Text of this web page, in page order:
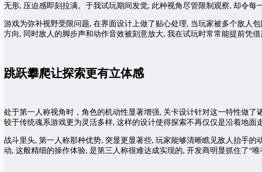
无形, 压迫感即刻拉满。于我试玩期间发觉, 此种视角尽管限制观察, 却令每
游戏为弥补视野受限问题, 在界面设计上做了贴心处理, 当玩家被多个敌人
方向, 同时敌人的脚步声和动作音效被刻意放大, 我在试玩时常常能提前凭
跳跃攀爬让探索更有立体感
处于第一人称视角时，角色的机动性显著增强, 关卡设计针对这一特性做
较于传统魂系游戏更为灵活多样, 这样的设计使得探索不再仅仅是沿着地面
战斗里头, 第一人称那种优势, 突显更显著些, 玩家能够清晰瞧见敌人抬手
动, 这般精细的操作体验, 是第三人称很难达成实现的, 开发商明显抓住了“